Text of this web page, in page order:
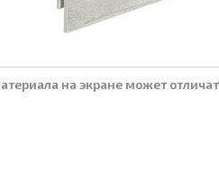
на экране может